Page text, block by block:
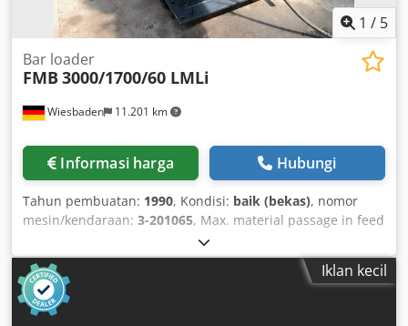
1 / 5
Wiesbaden 11.201 km
Bar loader
FMB 3000/1700/60 LMLi
Informasi harga Hubungi
Tahun pembuatan: 1990, Kondisi: baik (bekas), nomor
mesin/kendaraan: 3-201065, Max. material passage in feed
tube: 65 mm for material lengths up to: 3000 mm Feed
force steplessly adjustable up to max.: 550 N Dedjdlm
Dhjpfx Afqskr Loading time approx.: 30 s electrical
connection/power requirement: 380 V/1.5 kW Space
requirement: 5810 x 920 x 1515 mm Weight: 1200 kg
Iklan kecil